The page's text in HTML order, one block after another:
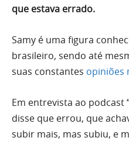
que estava errado.
Samy é uma figura
brasileiro, sendo até
suas constantes opiniões
Em entrevista ao podcast
disse que errou, que
subir mais, mas subiu, e